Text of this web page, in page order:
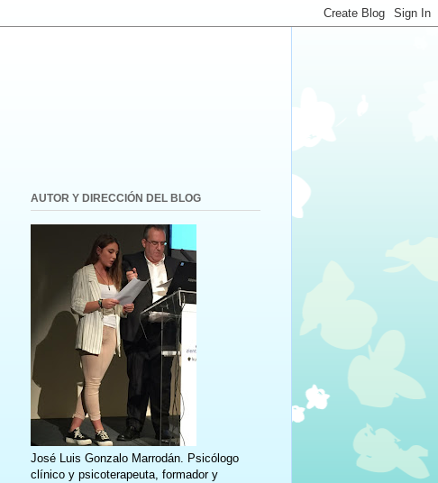
AUTOR Y DIRECCIÓN DEL BLOG
José Luis Gonzalo Marrodán. Psicólogo
clínico y psicoterapeuta, formador y